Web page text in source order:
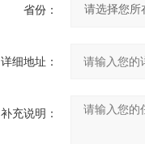
省份：
详细地址：
补充说明：